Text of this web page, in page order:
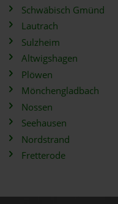
Schwäbisch Gmünd
Lautrach
Sulzheim
Altwigshagen
Plöwen
Mönchengladbach
Nossen
Seehausen
Nordstrand
Fretterode